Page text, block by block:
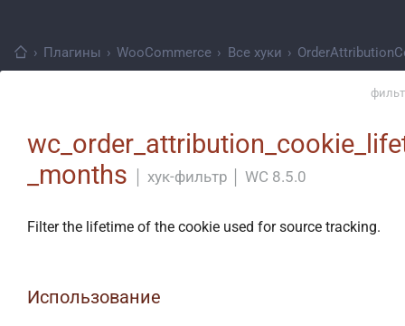
› Плагины › WooCommerce › Все хуки ›
_months
хук-фильтр WC 8.5.0
Filter the lifetime of the cookie used for source tracking.
Использование